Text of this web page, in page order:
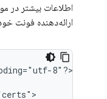
اطلاعات بیشتر در
ارائه‌دهنده فونت
8"?>